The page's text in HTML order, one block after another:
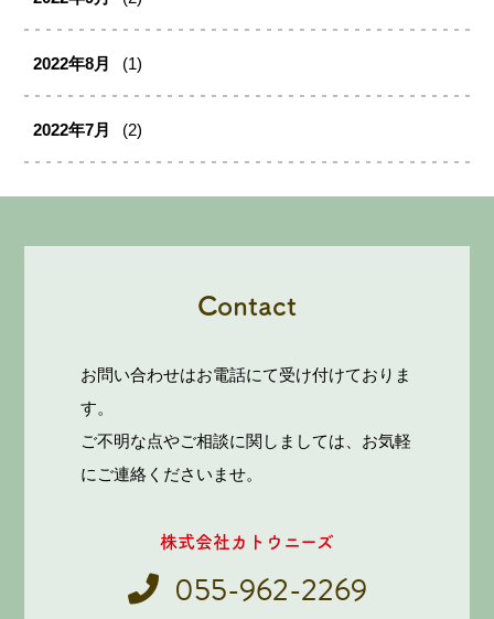
2022年8月 (1)
2022年7月 (2)
Contact
お問い合わせはお電話にて受け付けておりま
す。
ご不明な点やご相談に関しましては、お気軽
にご連絡くださいませ。
株式会社カトウニーズ
055-962-2269